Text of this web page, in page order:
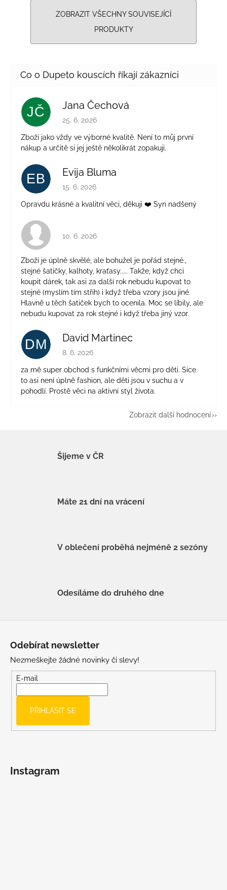
ZOBRAZIT VŠECHNY SOUVISEJÍCÍ
PRODUKTY
JČ Jana Čechová
Hodnocení obchodu je 5 z 5 hvězdiček.
25. 6. 2026
Zboží jako vždy ve výborné kvalitě. Není to můj první
nákup a určitě si jej ještě několikrát zopakuji.
EB Evija Bluma
Hodnocení obchodu je 5 z 5 hvězdiček.
15. 6. 2026
Opravdu krásné a kvalitní věci, děkuji ❤️ Syn nadšený
Hodnocení obchodu je 4 z 5 hvězdiček.
10. 6. 2026
Zboží je úplně skvělé, ale bohužel je pořád stejné.,
stejné šatičky, kalhoty, kraťasy..... Takže, když chci
koupit dárek, tak asi za další rok nebudu kupovat to
stejné (myslím tím střih) i když třeba vzory jsou jiné.
Hlavně u těch šatiček bych to ocenila. Moc se líbily, ale
nebudu kupovat za rok stejné i když třeba jiný vzor.
DM David Martinec
Hodnocení obchodu je 5 z 5 hvězdiček.
8. 6. 2026
za mě super obchod s funkčními věcmi pro děti. Sice
to asi není úplně fashion, ale děti jsou v suchu a v
pohodlí. Prostě věci na aktivní styl života.
Zobrazit další hodnocení
Šijeme v ČR
Máte 21 dní na vrácení
V oblečení proběhá nejméně 2 sezóny
Odesíláme do druhého dne
Odebírat newsletter
Nezmeškejte žádné novinky či slevy!
E-mail
PŘIHLÁSIT SE
Instagram